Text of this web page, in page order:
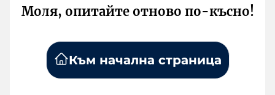
Моля, опитайте отново по-късно!
Към начална страница